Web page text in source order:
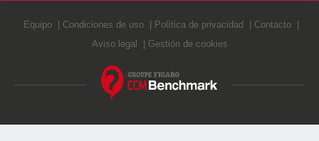
Equipo Condiciones de uso Política de privacidad
Contacto
Aviso legal
Gestión de cookies